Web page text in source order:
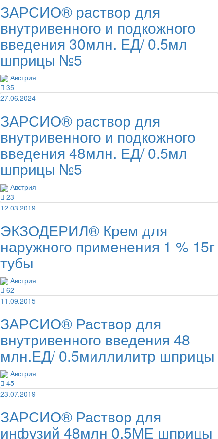
ЗАРСИО® раствор для
внутривенного и подкожного
введения 30млн. ЕД/ 0.5мл
шприцы №5
Австрия
35
27.06.2024
ЗАРСИО® раствор для
внутривенного и подкожного
введения 48млн. ЕД/ 0.5мл
шприцы №5
Австрия
23
12.03.2019
ЭКЗОДЕРИЛ® Крем для
наружного применения 1 % 15г
тубы
Австрия
62
11.09.2015
ЗАРСИО® Раствор для
внутривенного введения 48
млн.ЕД/ 0.5миллилитр шприцы
Австрия
45
23.07.2019
ЗАРСИО® Раствор для
инфузий 48млн 0.5МЕ шприцы